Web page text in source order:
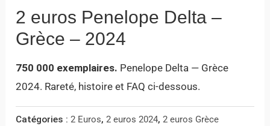
2 euros Penelope Delta –
Grèce – 2024
750 000 exemplaires. Penelope Delta — Grèce
2024. Rareté, histoire et FAQ ci-dessous.
Catégories :2 Euros,2 euros 2024,2 euros Grèce